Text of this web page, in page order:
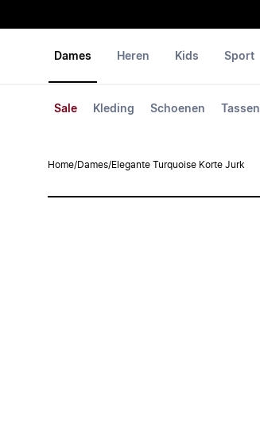
Dames
Sale Kleding Schoenen Tassen
Heren Kids Sport
Home/Dames/Elegante Turquoise Korte Jurk